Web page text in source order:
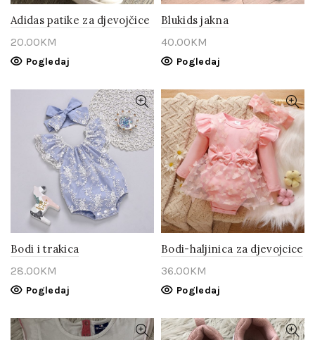
Adidas patike za djevojčice
20.00KM
Pogledaj
Blukids jakna
40.00KM
Pogledaj
Bodi i trakica
28.00KM
Pogledaj
Bodi-haljinica za djevojcice
36.00KM
Pogledaj